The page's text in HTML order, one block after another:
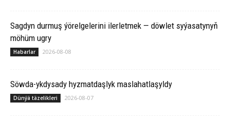
Sagdyn durmuş ýörelgelerini ilerletmek — döwlet syýasatynyň
möhüm ugry
Habarlar 2026-08-08
Söwda-ykdysady hyzmatdaşlyk maslahatlaşyldy
Dünýä täzelikleri 2026-08-07